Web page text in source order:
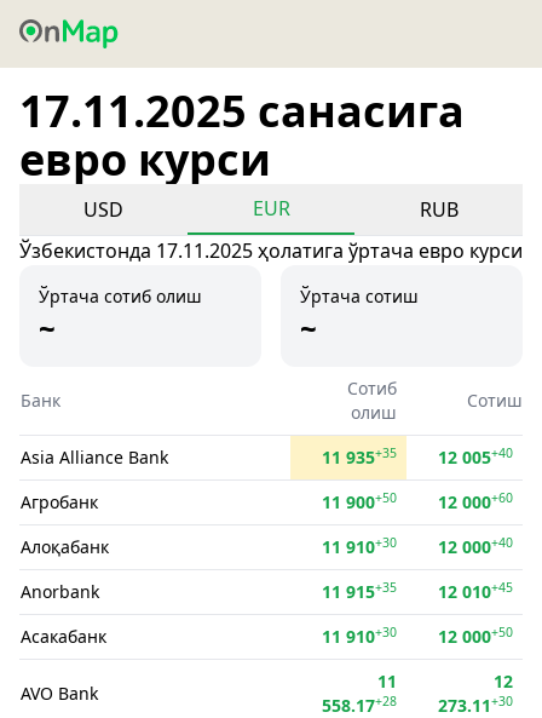
17.11.2025 санасига
евро курси
USD EUR
RUB
Ўзбекистонда 17.11.2025 ҳолатига ўртача евро курси
Ўртача сотиб олиш
~
Ўртача сотиш
~
Банк
Сотиб
олиш
Сотиш
Asia Alliance Bank 11 935+35 12 005+40
Агробанк 11 900+50 12 000+60
Алоқабанк 11 910+30 12 000+40
Anorbank 11 915+35 12 010+45
Асакабанк 11 910+30 12 000+50
AVO Bank
11
558.17+28
12
273.11+30